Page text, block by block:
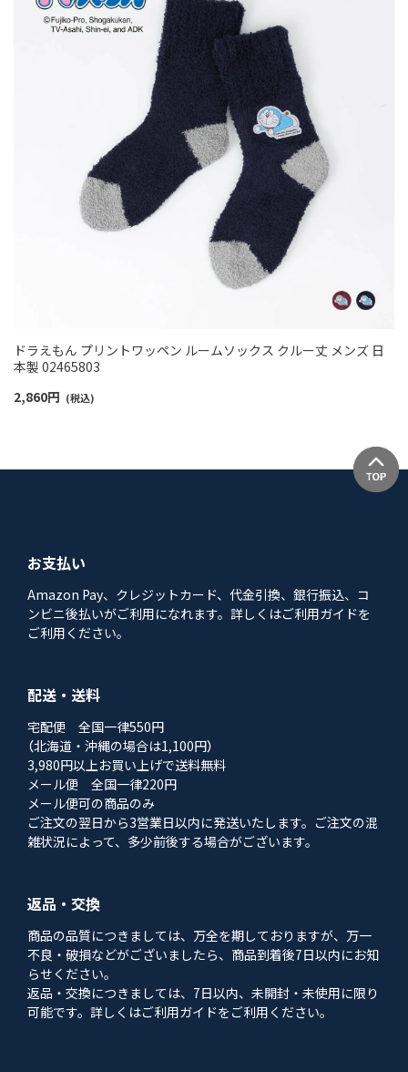
ドラえもん プリントワッペン ルームソックス クルー丈 メンズ 日
本製 02465803
2,860円 (税込)
お支払い
Amazon Pay、クレジットカード、代金引換、銀行振込、コ
ンビニ後払いがご利用になれます。詳しくはご利用ガイドを
ご利用ください。
配送・送料
宅配便 全国一律550円
（北海道・沖縄の場合は1,100円）
3,980円以上お買い上げで送料無料
メール便 全国一律220円
メール便可の商品のみ
ご注文の翌日から3営業日以内に発送いたします。ご注文の混
雑状況によって、多少前後する場合がございます。
返品・交換
商品の品質につきましては、万全を期しておりますが、万一
不良・破損などがございましたら、商品到着後7日以内にお知
らせください。
返品・交換につきましては、7日以内、未開封・未使用に限り
可能です。詳しくはご利用ガイドをご利用ください。